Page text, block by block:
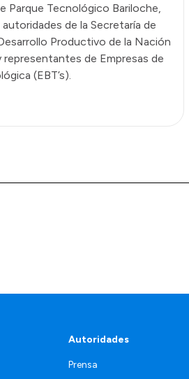
Parque Tecnológico Bariloche,
de la Secretaría de
Productivo de la Nación
representantes de Empresas de
(EBT’s).
Autoridades
Prensa